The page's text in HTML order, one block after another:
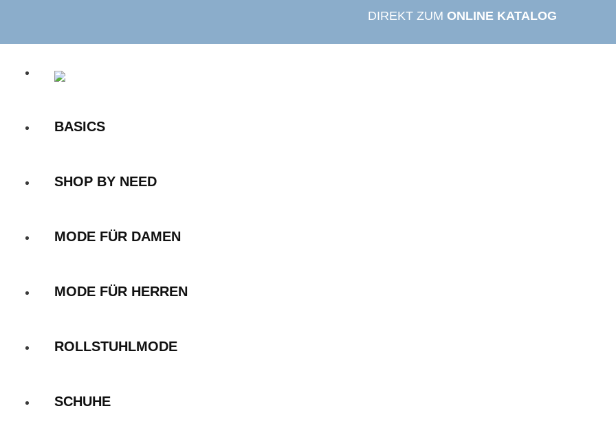
springen
DIREKT ZUM ONLINE KATALOG
BASICS
SHOP BY NEED
MODE FÜR DAMEN
MODE FÜR HERREN
ROLLSTUHLMODE
SCHUHE